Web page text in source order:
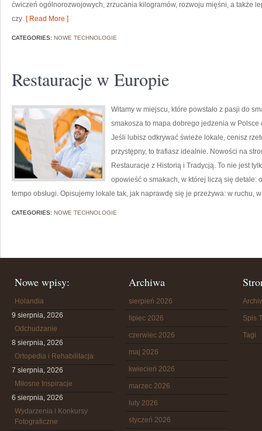
ćwiczeń ogólnorozwojowych, zrzucania kilogramów, rozwoju mięśni, a także
czy [ Read More ]
CATEGORIES: NOWE TECHNOLOGIE
Restauracje w Europie
Witamy w miejscu, które powstało z pasji do
smakosza to mapa dobrego jedzenia w
Jeśli lubisz odkrywać świeże lokale, cenisz
przystępny, to trafiasz idealnie. Nowości na
Restauracje z Historią i Tradycją. To nie jest
opowieść o smakach, w której liczą się
tempo obsługi. Opisujemy lokale tak, jak naprawdę się je przeżywa: w ruchu,
CATEGORIES: NOWE TECHNOLOGIE
Nowe wpisy:
Holandia
9 sierpnia, 2026
Odchudzanie
8 sierpnia, 2026
Ortopedia i Rehabilitacja
7 sierpnia, 2026
Miłosne Inspiracje
6 sierpnia, 2026
Wydarzenia i Konkursy
Fotograficzne
Archiwa
sierpień 2026
lipiec 2026
czerwiec 2026
maj 2026
kwiecień 2026
marzec 2026
luty 2026
styczeń 2026
Spis
Tagi